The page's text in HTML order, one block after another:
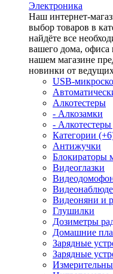
Электроника
Наш интернет-
выбор товаров в
найдёте все
вашего дома, офиса
нашем магазине
новинки от
USB-
Алкотестеры
- Алкозамки
-
Категории
Антижучки
Блокираторы
Видеоглазки
Видеоняни и
Глушилки
Дозиметры
Домашние
Зарядные
Зарядные